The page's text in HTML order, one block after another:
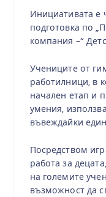
Инициативата е
подготовка по
компания -“
Учениците от
работилници, в
начален етап и
умения,
въвеждайки
Посредством
работа за
на големите
възможност да